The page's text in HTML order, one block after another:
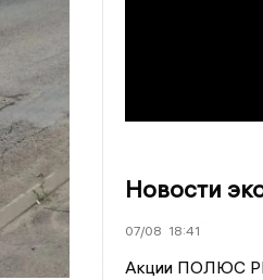
Новости
07/08 18:41
Акции ПОЛЮС